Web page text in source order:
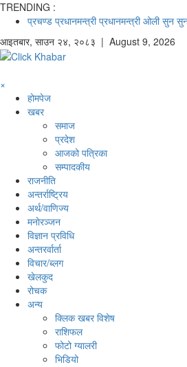
TRENDING :
प्रचण्ड प्रधानमन्त्री प्रधानमन्त्री ओली सुन
आइतबार, साउन २४, २०८३ | August 9, 2026
×
होमपेज
खबर
समाज
प्रदेश
आजको पत्रिका
सम्पादकीय
राजनीति
अन्तर्राष्ट्रिय
अर्थ/वाणिज्य
मनाेरञ्जन
विज्ञान प्रविधि
अन्तरर्वार्ता
विचार/ब्लग
खेलकुद
रोचक
अन्य
क्लिक खबर विशेष
राशिफल
फोटो ग्यालरी
भिडियो